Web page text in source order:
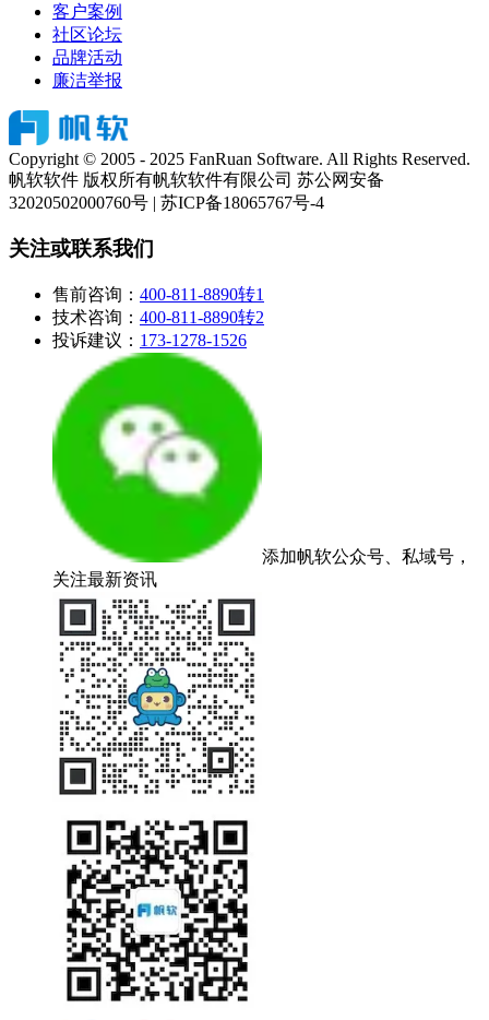
客户案例
社区论坛
品牌活动
廉洁举报
Copyright © 2005 - 2025 FanRuan Software. All Rights Reserved.
帆软软件 版权所有帆软软件有限公司 苏公网安备
32020502000760号 | 苏ICP备18065767号-4
关注或联系我们
售前咨询： 400-811-8890转1
技术咨询： 400-811-8890转2
投诉建议： 173-1278-1526
添加帆软公众号、私域号，
关注最新资讯